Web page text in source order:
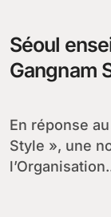
Séoul
Gangnam
En réponse au clip vidéo à sensation « Gangnam
Style », une